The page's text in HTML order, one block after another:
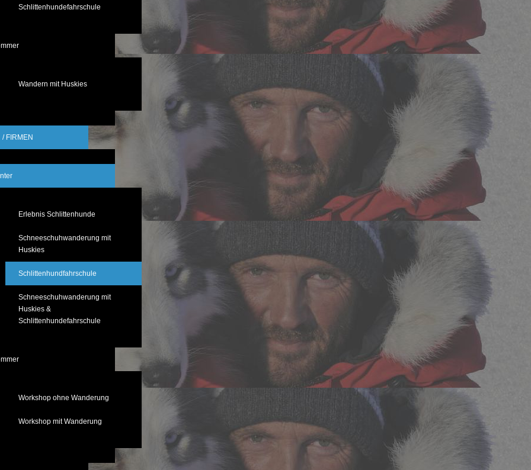
Schlittenhundefahrschule
Wandern mit Huskies
FIRMEN
Erlebnis Schlittenhunde
Schneeschuhwanderung mit
Huskies
Schlittenhundfahrschule
Schneeschuhwanderung mit
Huskies &
Schlittenhundefahrschule
Workshop ohne Wanderung
Workshop mit Wanderung